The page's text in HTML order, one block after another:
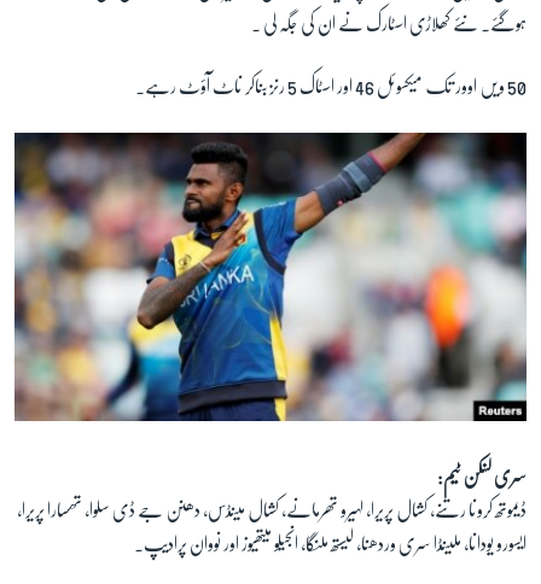
ہوگئے۔ نئے کھلاڑی اسٹارک نے ان کی جگہ لی ۔
50 ویں اوور تک میکسوئل 46 اور اسٹاک 5 رنز بناکر ناٹ آؤٹ رہے۔
سری لنکن ٹیم:
ڈیموتھ کرونا رتنے، کشال پریرا، لہیرو تھرمانے، کشال مینڈس، دھنن جے ڈی سلوا، تھسارا پریرا،
ایسورو یودانا، ملینڈا سری وردھنا، لیستھ ملنگا، انجیلو میتھیوز اور نووان پرادیپ۔